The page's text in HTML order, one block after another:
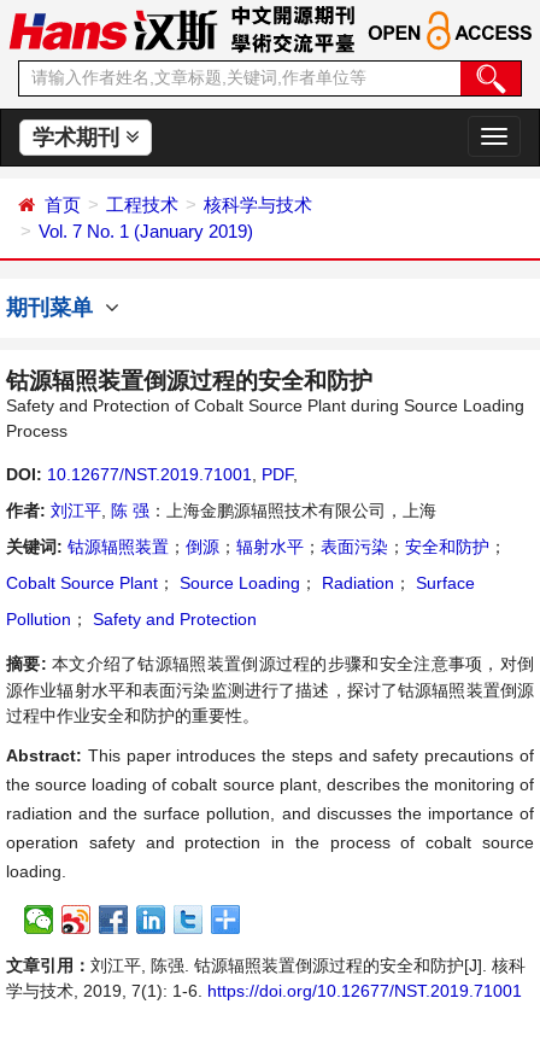
学术期刊
切
换
首页 工程技术
核科学与技术
Vol. 7 No. 1 (January 2019)
期刊菜单
钴源辐照装置倒源过程的安全和防护
Safety and Protection of Cobalt Source Plant during Source Loading
Process
DOI: 10.12677/NST.2019.71001 PDF,
作者: 刘江平 陈 强 ：上海金鹏源辐照技术有限公司，上海
关键词: 钴源辐照装置 ； 倒源 ； 辐射水平 ； 表面污染 ； 安全和防护 ；
Cobalt Source Plant ； Source Loading ； Radiation ；
Surface
Pollution ； Safety and Protection
摘要: 本文介绍了钴源辐照装置倒源过程的步骤和安全注意事项，对倒
源作业辐射水平和表面污染监测进行了描述，探讨了钴源辐照装置倒源
过程中作业安全和防护的重要性。
Abstract: This paper introduces the steps and safety precautions of
the source loading of cobalt source plant, describes the monitoring of
radiation and the surface pollution, and discusses the importance of
operation safety and protection in the process of cobalt source
loading.
文章引用： 刘江平, 陈强. 钴源辐照装置倒源过程的安全和防护[J]. 核科
学与技术, 2019, 7(1): 1-6. https://doi.org/10.12677/NST.2019.71001